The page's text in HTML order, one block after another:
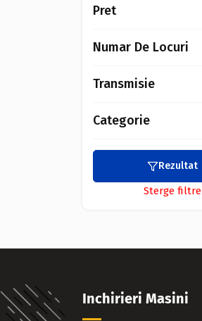
Pret
Numar De Locuri
Transmisie
Categorie
Rezultat
Sterge filtre
Inchirieri Masini